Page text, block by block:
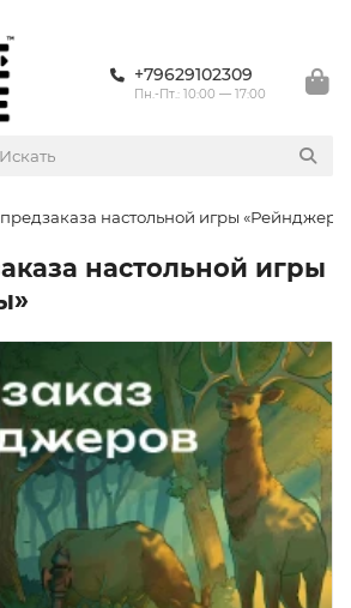
+79629102309
Пн.-Пт.: 10:00 — 17:00
настольной игры
настольной игры